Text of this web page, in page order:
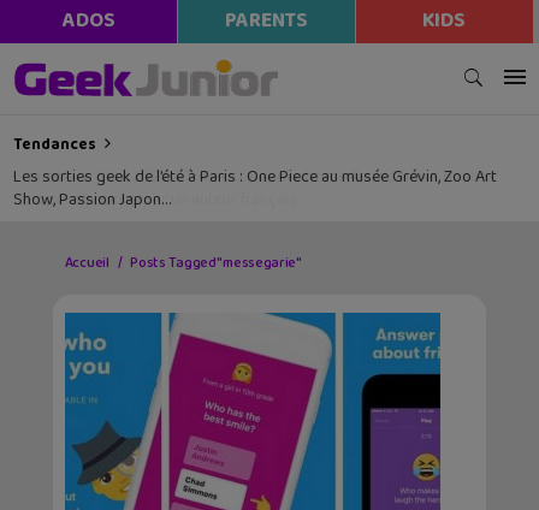
ADOS PARENTS KIDS
Tendances
Les sorties geek de l’été à Paris : One Piece au musée Grévin, Zoo Art
Show, Passion Japon…
Accueil Posts Tagged "messegarie"